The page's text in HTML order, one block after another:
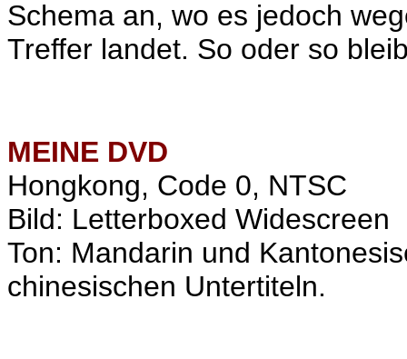
Schema an, wo es jedoch
Treffer landet. So oder so
MEINE DVD
Hongkong, Code 0, NTSC
Bild: Letterboxed Widescreen
Ton: Mandarin und
chinesischen Untertiteln.